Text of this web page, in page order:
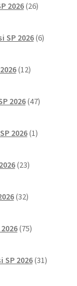
2026 26izdelkov
SP 2026 6izdelkov
12izdelkov
2026 47izdelkov
2026 1izdelek
23izdelkov
32izdelkov
75izdelkov
2026 31izdelkov